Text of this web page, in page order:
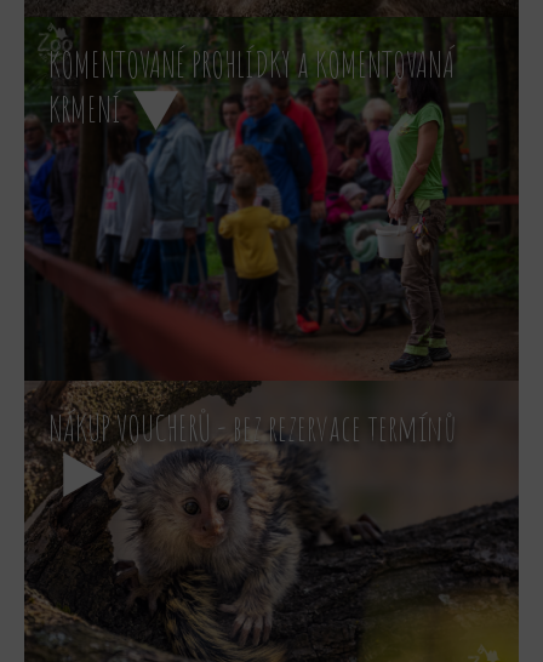
KOMENTOVANÉ PROHLÍDKY a KOMENTOVANÁ
KRMENÍ
NÁKUP VOUCHERŮ - bez rezervace termínů